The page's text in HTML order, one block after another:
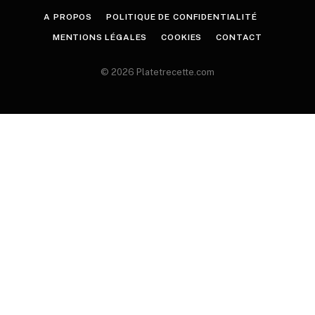
A PROPOS POLITIQUE DE CONFIDENTIALITÉ
MENTIONS LÉGALES COOKIES CONTACT
© 2026 Platetrecette.com